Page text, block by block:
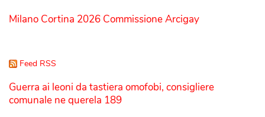
Milano Cortina 2026 Commissione Arcigay
Feed RSS
Guerra ai leoni da tastiera omofobi, consigliere
comunale ne querela 189